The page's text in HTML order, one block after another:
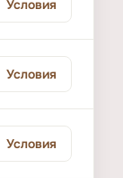
Условия
Условия
Условия